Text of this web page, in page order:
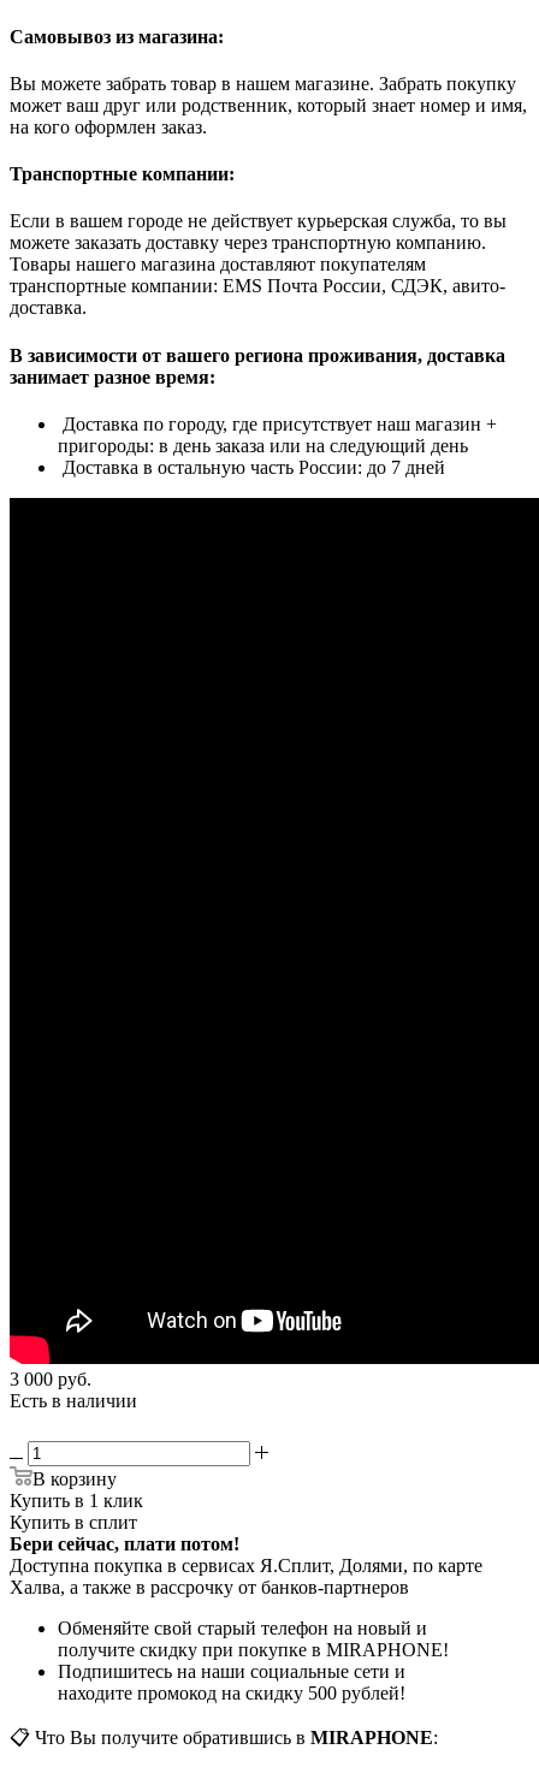
Самовывоз из магазина:
Вы можете забрать товар в нашем магазине. Забрать покупку
может ваш друг или родственник, который знает номер и имя,
на кого оформлен заказ.
Транспортные компании:
Если в вашем городе не действует курьерская служба, то вы
можете заказать доставку через транспортную компанию.
Товары нашего магазина доставляют покупателям
транспортные компании: EMS Почта России, СДЭК, авито-
доставка.
В зависимости от вашего региона проживания, доставка
занимает разное время:
Доставка по городу, где присутствует наш магазин +
пригороды: в день заказа или на следующий день
Доставка в остальную часть России: до 7 дней
3 000 руб.
Есть в наличии
В корзину
Купить в 1 клик
Купить в сплит
Бери сейчас, плати потом!
Доступна покупка в сервисах Я.Сплит, Долями, по карте
Халва, а также в рассрочку от банков-партнеров
Обменяйте свой старый телефон на новый и
получите скидку при покупке в MIRAPHONE!
Подпишитесь на наши социальные сети и
находите промокод на скидку 500 рублей!
📋 Что Вы получите обратившись в MIRAPHONE: